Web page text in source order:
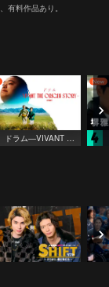
有料作品あり。
ドラム―VIVANT THE ORIGIN STORY― 4